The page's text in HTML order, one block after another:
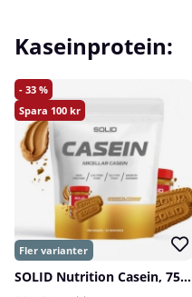
Kaseinprotein:
33
100
SOLID Nutrition Casein, 750 g